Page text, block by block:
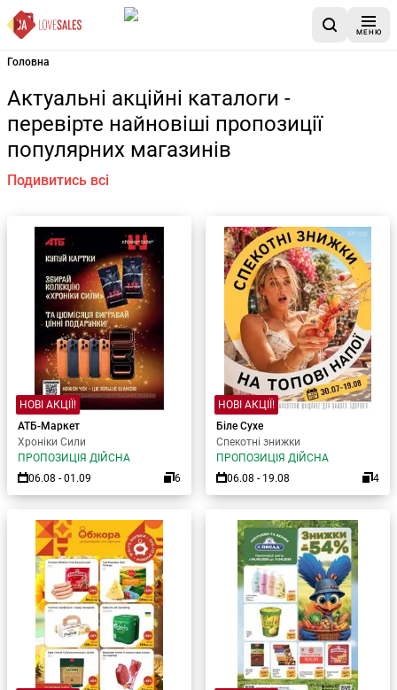
МЕНЮ
Головна
Актуальні акційні каталоги -
перевірте найновіші пропозиції
популярних магазинів
Подивитись всі
НОВІ АКЦІЇ!
АТБ-Маркет
Хроніки Сили
ПРОПОЗИЦІЯ ДІЙСНА
06.08 - 01.09
6
НОВІ АКЦІЇ!
Біле Сухе
Спекотні знижки
ПРОПОЗИЦІЯ ДІЙСНА
06.08 - 19.08
4